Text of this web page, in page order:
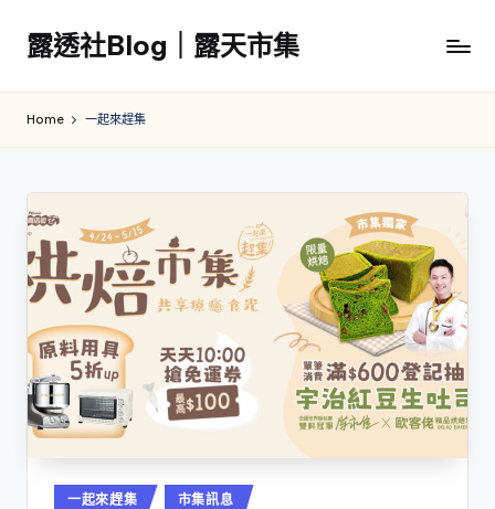
Skip
content
露透社Blog｜露天市集
社
露
天
市
集
Home 一起來趕集
Posted
一起來趕集 市集訊息